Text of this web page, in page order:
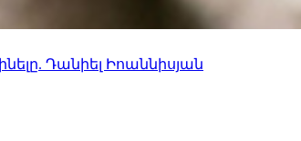
Դանիել Իոաննիսյան